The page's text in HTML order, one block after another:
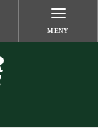
MENY